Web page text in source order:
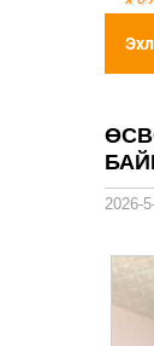
2026-